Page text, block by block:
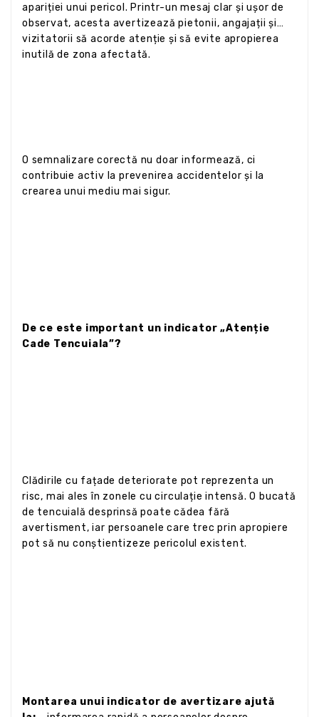
apariției unui pericol. Printr-un mesaj clar și ușor de
observat, acesta avertizează pietonii, angajații și
vizitatorii să acorde atenție și să evite apropierea
inutilă de zona afectată.
O semnalizare corectă nu doar informează, ci
contribuie activ la prevenirea accidentelor și la
crearea unui mediu mai sigur.
De ce este important un indicator „Atenție
Cade Tencuiala”?
Clădirile cu fațade deteriorate pot reprezenta un
risc, mai ales în zonele cu circulație intensă. O bucată
de tencuială desprinsă poate cădea fără
avertisment, iar persoanele care trec prin apropiere
pot să nu conștientizeze pericolul existent.
Montarea unui indicator de avertizare ajută